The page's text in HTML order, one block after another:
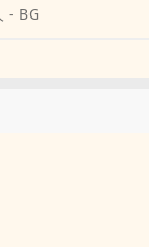
- BG